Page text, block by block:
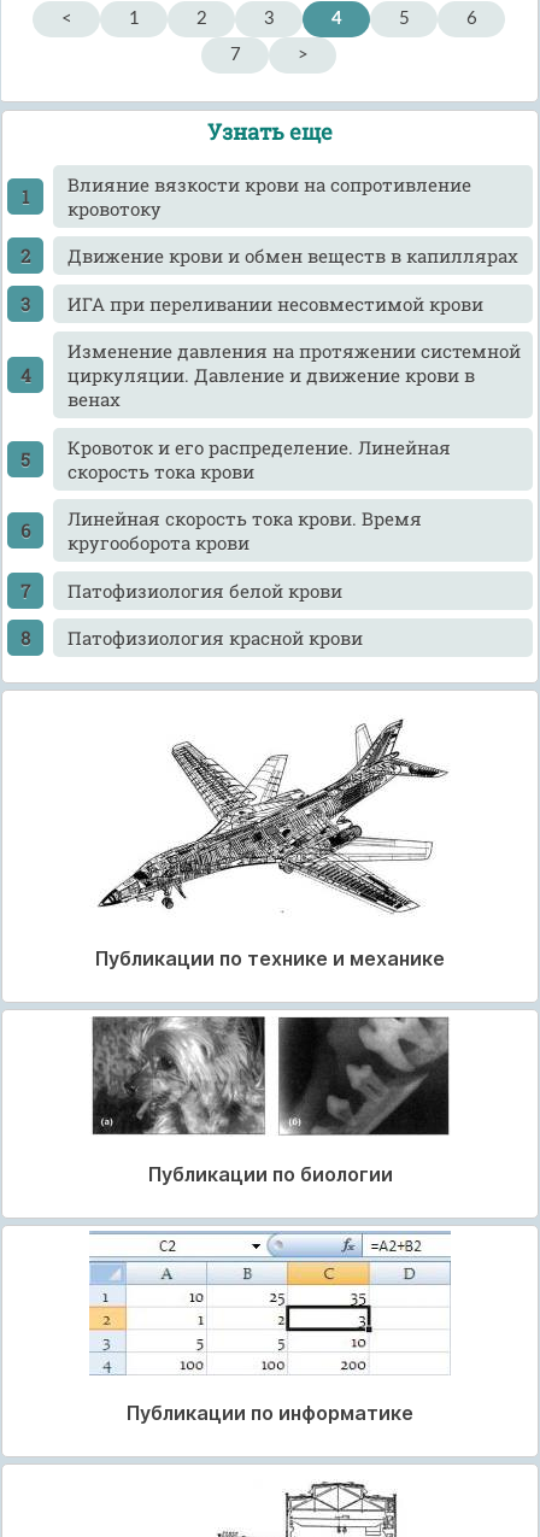
< 1 2 3 4 5
6
7
>
Узнать еще
Влияние вязкости крови на сопротивление
кровотоку
Движение крови и обмен веществ в капиллярах
ИГА при переливании несовместимой крови
Изменение давления на протяжении системной
циркуляции. Давление и движение крови в
венах
Кровоток и его распределение. Линейная
скорость тока крови
Линейная скорость тока крови. Время
кругооборота крови
Патофизиология белой крови
Патофизиология красной крови
Публикации по технике и механике
Публикации по биологии
Публикации по информатике